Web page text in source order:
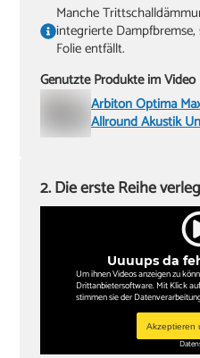
Manche
integrierte Dampfbremse,
Folie entfällt.
Genutzte Produkte im Video
Arbiton Optima
Allround Akustik
Uuuups da
Um ihnen Videos anzeigen zu
Drittanbietersoftware. Mit Klick
stimmen sie der
Akzeptieren
2. Die erste Reihe